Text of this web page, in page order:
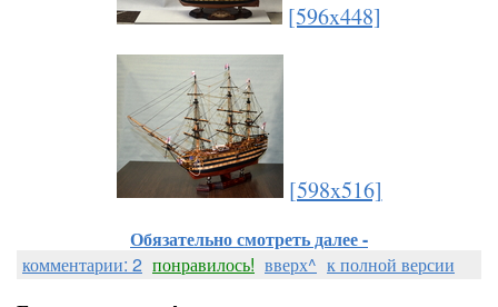
[596x448]
[598x516]
Обязательно смотреть далее -
комментарии: 2 понравилось! вверх^ к полной версии